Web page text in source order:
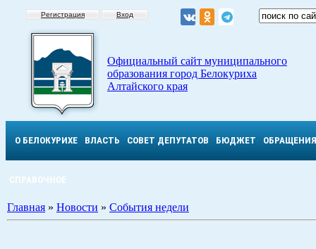
Регистрация Вход
Официальный сайт муниципального
образования город Белокуриха
Алтайского края
О БЕЛОКУРИХЕ ВЛАСТЬ СОВЕТ ДЕПУТАТОВ БЮДЖЕТ ОБРАЩЕНИЯ
СПРАВОЧНОЕ
Главная » Новости » События недели